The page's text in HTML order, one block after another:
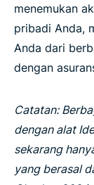
menemukan
pribadi Anda,
Anda dari
dengan
Catatan:
dengan alat
sekarang
yang berasal